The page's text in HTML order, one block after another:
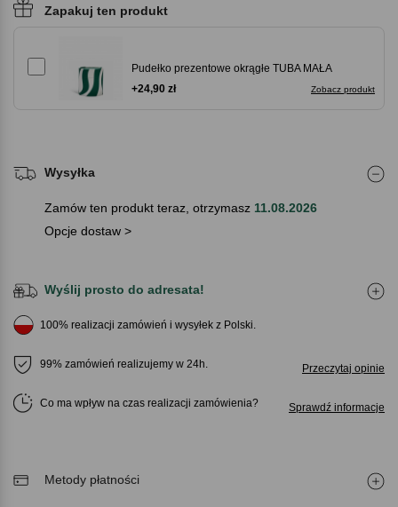
Zapakuj ten produkt
Pudełko prezentowe okrągłe TUBA MAŁA
Zobacz produkt
+24,90 zł
Wysyłka
Zamów ten produkt teraz, otrzymasz 11.08.2026
Opcje dostaw >
Wyślij prosto do adresata!
100% realizacji zamówień i wysyłek z Polski.
99% zamówień realizujemy w 24h. Przeczytaj opinie
Co ma wpływ na czas realizacji zamówienia Sprawdź informacje
Metody płatności